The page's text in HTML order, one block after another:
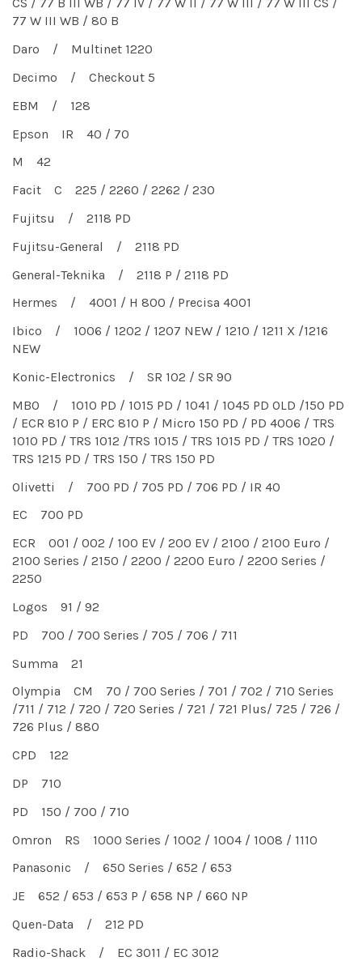
CS / 77 B III WB / 77 IV / 77 W II / 77 W III / 77 W III CS /
77 W III WB / 80 B
Daro / Multinet 1220
Decimo / Checkout 5
EBM / 128
Epson IR 40 / 70
M 42
Facit C 225 / 2260 / 2262 / 230
Fujitsu / 2118 PD
Fujitsu-General / 2118 PD
General-Teknika / 2118 P / 2118 PD
Hermes / 4001 / H 800 / Precisa 4001
Ibico / 1006 / 1202 / 1207 NEW / 1210 / 1211 X /1216
NEW
Konic-Electronics / SR 102 / SR 90
MBO / 1010 PD / 1015 PD / 1041 / 1045 PD OLD /150 PD
/ ECR 810 P / ERC 810 P / Micro 150 PD / PD 4006 / TRS
1010 PD / TRS 1012 /TRS 1015 / TRS 1015 PD / TRS 1020 /
TRS 1215 PD / TRS 150 / TRS 150 PD
Olivetti / 700 PD / 705 PD / 706 PD / IR 40
EC 700 PD
ECR 001 / 002 / 100 EV / 200 EV / 2100 / 2100 Euro /
2100 Series / 2150 / 2200 / 2200 Euro / 2200 Series /
2250
Logos 91 / 92
PD 700 / 700 Series / 705 / 706 / 711
Summa 21
Olympia CM 70 / 700 Series / 701 / 702 / 710 Series
/711 / 712 / 720 / 720 Series / 721 / 721 Plus/ 725 / 726 /
726 Plus / 880
CPD 122
DP 710
PD 150 / 700 / 710
Omron RS 1000 Series / 1002 / 1004 / 1008 / 1110
Panasonic / 650 Series / 652 / 653
JE 652 / 653 / 653 P / 658 NP / 660 NP
Quen-Data / 212 PD
Radio-Shack / EC 3011 / EC 3012